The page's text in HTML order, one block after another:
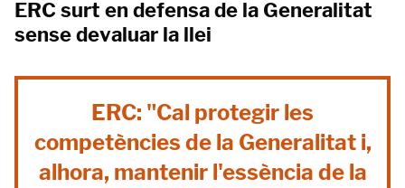
ERC surt en defensa de la Generalitat
sense devaluar la llei
ERC: "Cal protegir les
competències de la Generalitat i,
alhora, mantenir l'essència de la